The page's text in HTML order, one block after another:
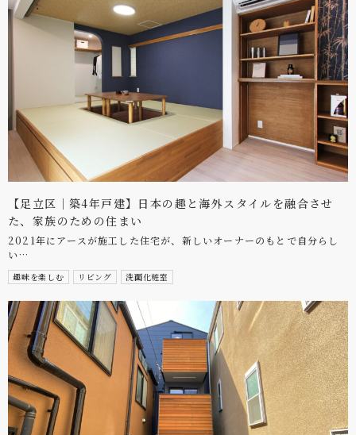
【足立区｜築4年戸建】日本の趣と海外スタイルを融合させ
た、家族のための住まい
2021年にアースが施工した住宅が、新しいオーナーのもとで自分らし
い…
趣味を楽しむ リビング 洗面化粧室